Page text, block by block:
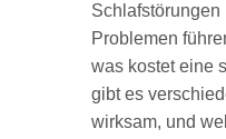
Problemen
was kostet eine
gibt es
wirksam, und